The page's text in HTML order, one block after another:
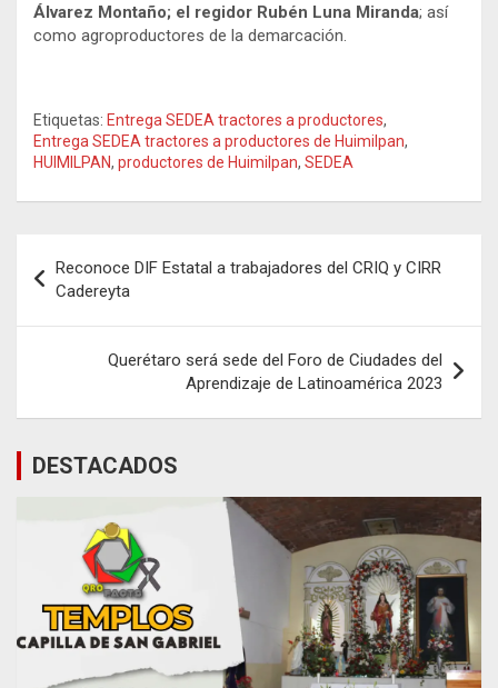
Álvarez Montaño; el regidor Rubén Luna Miranda; así
como agroproductores de la demarcación.
Etiquetas: Entrega SEDEA tractores a productores,
Entrega SEDEA tractores a productores de Huimilpan,
HUIMILPAN, productores de Huimilpan, SEDEA
de
entradas
Reconoce DIF Estatal a trabajadores del CRIQ y CIRR
Cadereyta
Querétaro será sede del Foro de Ciudades del
Aprendizaje de Latinoamérica 2023
DESTACADOS